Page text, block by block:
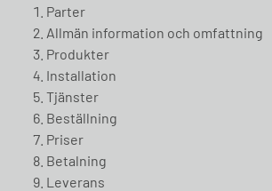
Parter
Allmän information och omfattning
Produkter
Installation
Tjänster
Beställning
Priser
Betalning
Leverans